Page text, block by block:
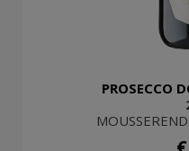
PROSECCO